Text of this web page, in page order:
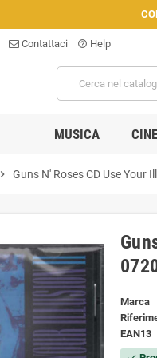
Contattaci help_outline Help
MUSICA
chevron_right Guns N' Roses CD Use Your
Marca
EAN13